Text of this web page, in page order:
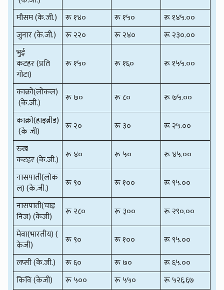
मौसम (के.जी.)
रू १४० रू १५०
रू १४५.००
जुनार (के.जी.)
रू २२० रू २४०
रू २३०.००
भुई
कटहर (प्रति
गोटा)
रू १५० रू १६० रू १५५.००
काक्रो(लोकल)
(के.जी.)
रू ७० रू ८०
रू ७५.००
काक्रो(हाइब्रीड)
(के जी)
रू २० रू ३०
रू २५.००
रुख
कटहर (के.जी.) रू ४० रू ५०
रू ४५.००
नासपाती(लोक
ल) (के.जी.)
रू ९० रू १००
रू ९५.००
नासपाती(चाइ
निज) (केजी)
रू २८० रू ३००
रू २९०.००
मेवा(भारतीय) (
केजी)
रू ९० रू १००
रू ९५.००
लप्सी (के.जी.)
रू ६० रू ७०
रू ६५.००
किवि (केजी)
रू ५०० रू ५५०
रू ५२६.६७